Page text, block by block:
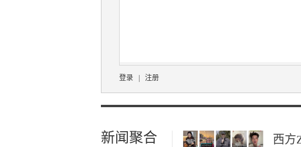
登录 注册
新闻聚合
西方